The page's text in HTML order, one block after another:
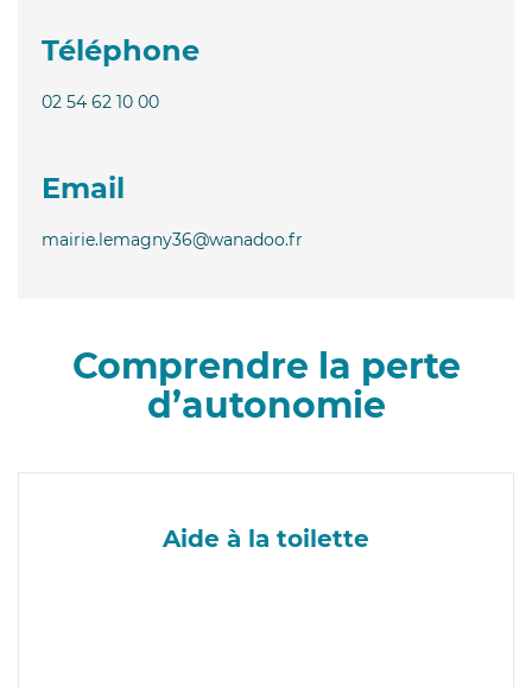
Téléphone
02 54 62 10 00
Email
mairie.lemagny36@wanadoo.fr
Comprendre la perte
d’autonomie
Aide à la toilette